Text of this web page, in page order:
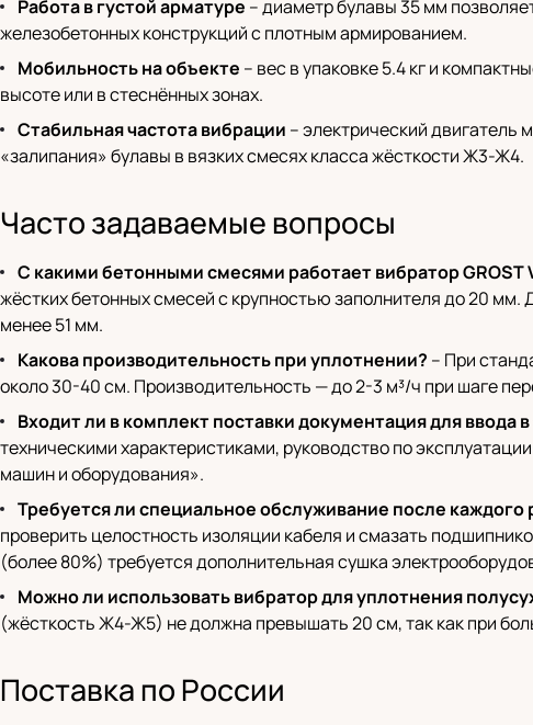
Работа в густой арматуре – диаметр булавы 35 мм
железобетонных конструкций с плотным армированием.
Мобильность на объекте – вес в упаковке 5.4 кг и
высоте или в стеснённых зонах.
Стабильная частота вибрации – электрический двигатель
«залипания» булавы в вязких смесях класса жёсткости Ж3-Ж4.
Часто задаваемые вопросы
С какими бетонными смесями работает вибратор GROST
жёстких бетонных смесей с крупностью заполнителя до 20
менее 51 мм.
Какова производительность при уплотнении? – При
около 30-40 см. Производительность — до 2-3 м³/ч при шаге
Входит ли в комплект поставки документация для ввода
техническими характеристиками, руководство по
машин и оборудования».
Требуется ли специальное обслуживание после каждого
проверить целостность изоляции кабеля и смазать
(более 80%) требуется дополнительная сушка
Можно ли использовать вибратор для уплотнения
(жёсткость Ж4-Ж5) не должна превышать 20 см, так как при
Поставка по России